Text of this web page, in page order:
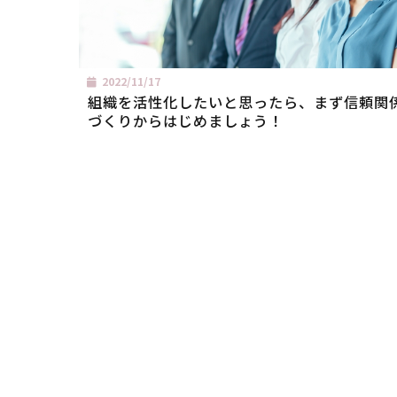
2022/11/17
組織を活性化したいと思ったら、まず信頼関
づくりからはじめましょう！